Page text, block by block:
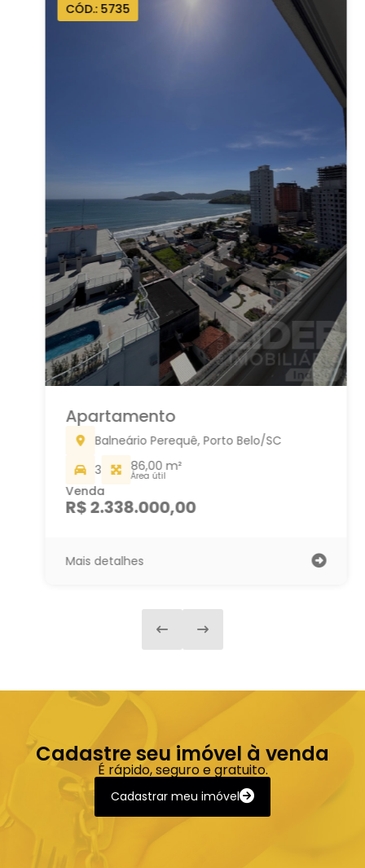
CÓD.: 5735
Apartamento
Balneário Perequê, Porto Belo/SC
3
86,00 m²
Área útil
Venda
R$ 2.338.000,00
Mais detalhes
Cadastre seu imóvel à venda
É rápido, seguro e gratuito.
Cadastrar meu imóvel